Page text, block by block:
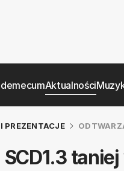
Aktualności
PREZENTACJE